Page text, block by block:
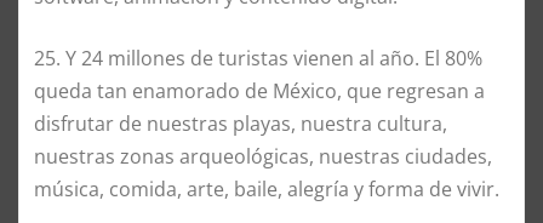
25. Y 24 millones de turistas vienen al año. El 80%
queda tan enamorado de México, que regresan a
disfrutar de nuestras playas, nuestra cultura,
nuestras zonas arqueológicas, nuestras ciudades,
música, comida, arte, baile, alegría y forma de vivir.